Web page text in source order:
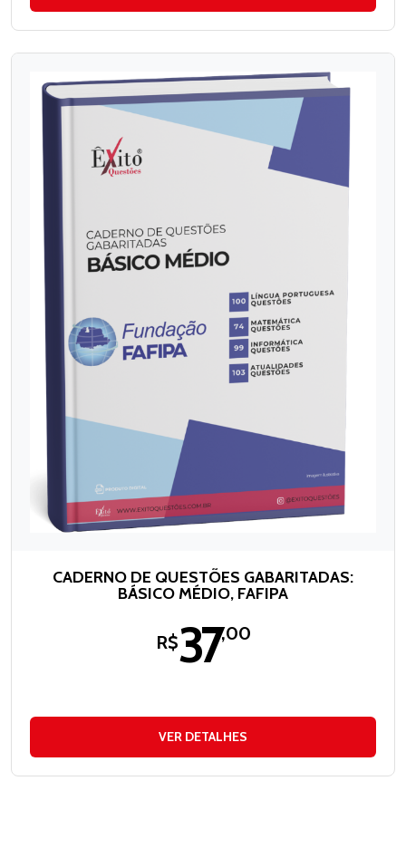
CADERNO DE QUESTÕES GABARITADAS:
BÁSICO MÉDIO, FAFIPA
R$37,00
VER DETALHES